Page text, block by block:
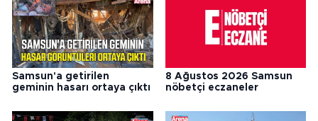
Samsun'a getirilen
geminin hasarı ortaya çıktı
8 Ağustos 2026 Samsun
nöbetçi eczaneler